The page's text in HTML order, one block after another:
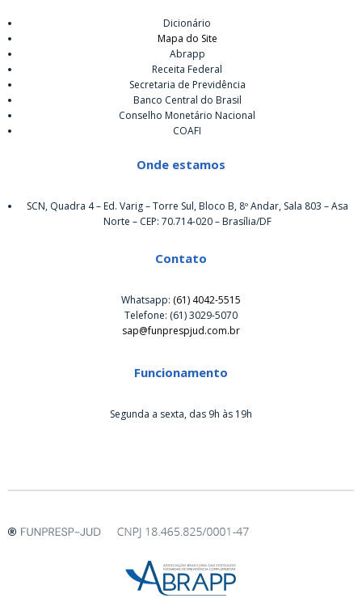
Dicionário
Mapa do Site
Abrapp
Receita Federal
Secretaria de Previdência
Banco Central do Brasil
Conselho Monetário Nacional
COAFI
Onde estamos
SCN, Quadra 4 – Ed. Varig – Torre Sul, Bloco B, 8º Andar, Sala 803 – Asa
Norte – CEP: 70.714-020 – Brasília/DF
Contato
Whatsapp: (61) 4042-5515
Telefone: (61) 3029-5070
sap@funprespjud.com.br
Funcionamento
Segunda a sexta, das 9h às 19h